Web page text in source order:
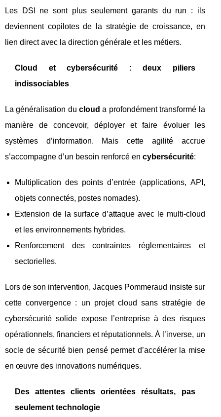
Les DSI ne sont plus seulement garants du run : ils
deviennent copilotes de la stratégie de croissance, en
lien direct avec la direction générale et les métiers.
Cloud et cybersécurité : deux piliers
indissociables
La généralisation ducloud a profondément transformé la
manière de concevoir, déployer et faire évoluer les
systèmes d’information. Mais cette agilité accrue
s’accompagne d’un besoin renforcé en cybersécurité:
Multiplication des points d’entrée (applications, API,
objets connectés, postes nomades).
Extension de la surface d’attaque avec le multi-cloud
et les environnements hybrides.
Renforcement des contraintes réglementaires et
sectorielles.
Lors de son intervention, Jacques Pommeraud insiste sur
cette convergence : un projet cloud sans stratégie de
cybersécurité solide expose l’entreprise à des risques
opérationnels, financiers et réputationnels. À l’inverse, un
socle de sécurité bien pensé permet d’accélérer la mise
en œuvre des innovations numériques.
Des attentes clients orientées résultats, pas
seulement technologie